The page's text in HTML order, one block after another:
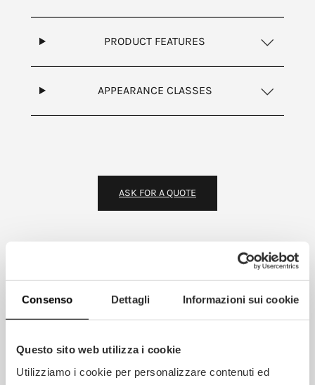
Consenso Dettagli Informazioni sui cookie
Questo sito web utilizza i cookie
Utilizziamo i cookie per personalizzare contenuti ed
PRODUCT FEATURES
APPEARANCE CLASSES
ASK FOR A QUOTE